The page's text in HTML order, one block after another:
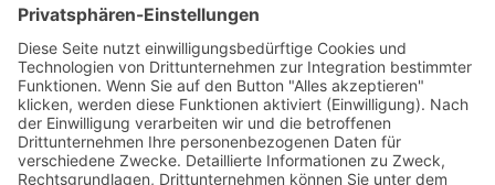
87 Prozent der Zeitarbeitsunternehmen rechnen mit negativen
Umsatzentwicklungen im laufenden Geschäftsjahr. Drei Viertel der
Unternehmen erwarten für 2020 einen Umsatzrückgang von mehr
als 20 Prozent. Für das kommende Jahr rechnen 53 Prozent der
Unternehmen mit einer Erholung, 39 Prozent erwarten im
kommenden Jahr ein Wachstum von mehr als 10 Prozent. Das sind
Ergebnisse der aktuellen Lünendonk-Blitzbefragung zu den
Auswirkungen der Corona-Krise auf Business-to-Business-
Dienstleistungsunternehmen. Angesichts veränderter Anforderungen